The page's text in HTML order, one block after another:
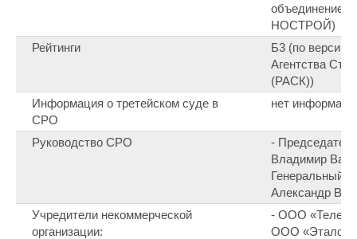
объединение
НОСТРОЙ)
Рейтинги
Б3 (по версии
Агентства
(РАСК))
Информация о третейском суде в
СРО
нет
Руководство СРО
-
Владимир
Генеральный
Александр
Учредители некоммерческой
организации:
- ООО
ООО «Эталон-